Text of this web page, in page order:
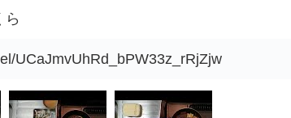
ら
UCaJmvUhRd_bPW33z_rRjZjw